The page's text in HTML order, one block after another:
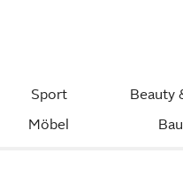
Sport Beauty
Möbel